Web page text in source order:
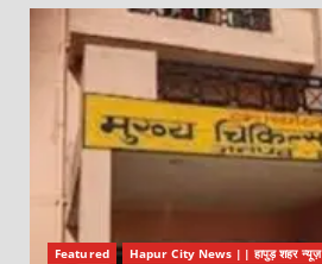
Featured Hapur City News || हापुड़ शहर न्यूज़